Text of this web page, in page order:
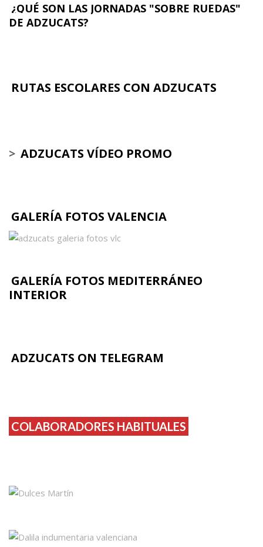
¿QUÉ SON LAS JORNADAS "SOBRE RUEDAS"
DE ADZUCATS?
RUTAS ESCOLARES CON ADZUCATS
> ADZUCATS VÍDEO PROMO
GALERÍA FOTOS VALENCIA
GALERÍA FOTOS MEDITERRÁNEO
INTERIOR
ADZUCATS ON TELEGRAM
COLABORADORES HABITUALES